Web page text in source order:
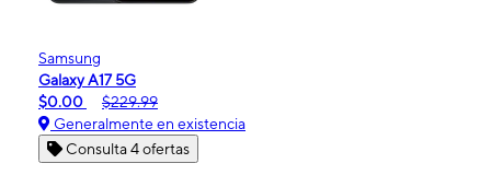
Samsung
Galaxy A17 5G
$0.00
$229.99
Generalmente en existencia
Consulta 4 ofertas